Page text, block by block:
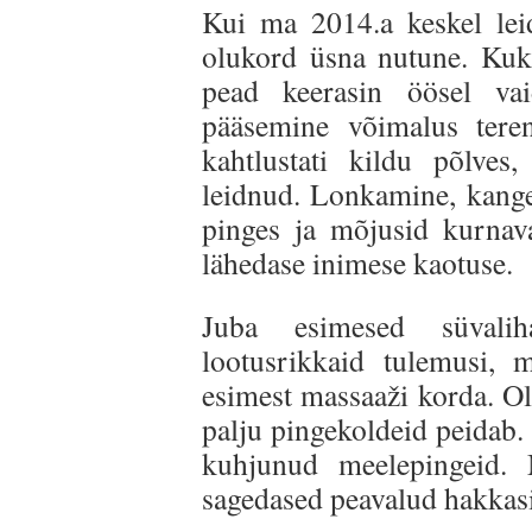
Kui ma 2014.a keskel
olukord üsna nutune.
pead keerasin öösel
pääsemine võimalus
kahtlustati kildu
leidnud. Lonkamine,
pinges ja mõjusid
lähedase inimese kaotuse.
Juba esimesed
lootusrikkaid tulemusi,
esimest massaaži korda.
palju pingekoldeid
kuhjunud
sagedased peavalud